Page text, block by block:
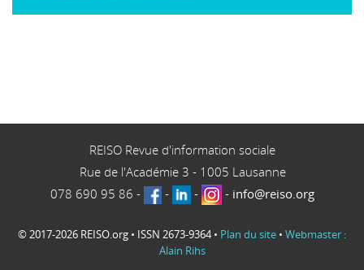
REISO Revue d'information sociale
Rue de l'Académie 3 - 1005 Lausanne
078 690 95 86 - - - - info@reiso.org
© 2017-2026 REISO.org • ISSN 2673-9364 • Plan du site • Webmaster :
Alain Rihs